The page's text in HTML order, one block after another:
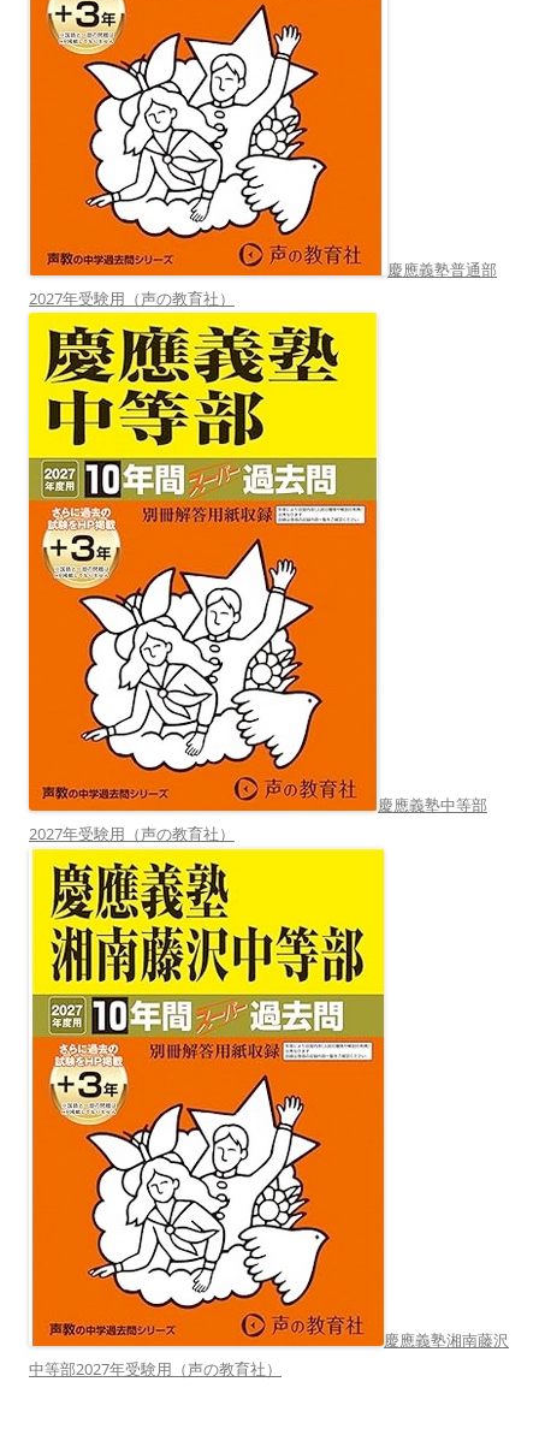
慶應義塾普通部
2027年受験用（声の教育社）
慶應義塾中等部
2027年受験用（声の教育社）
慶應義塾湘南藤沢
中等部2027年受験用（声の教育社）